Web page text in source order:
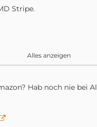
Stripe.
das ganze dann
[URL:
Alles anzeigen
Hab noch nie bei